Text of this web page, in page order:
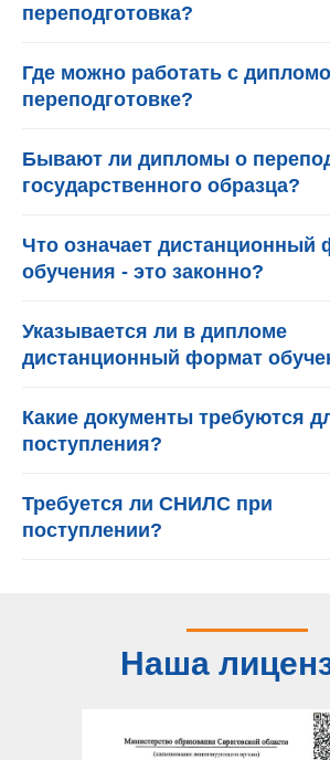
переподготовка?
Где можно работать с
переподготовке?
Бывают ли дипломы о
государственного образца?
Что означает дистанционный
обучения - это законно?
Указывается ли в дипломе
дистанционный формат
Какие документы требуются
поступления?
Требуется ли СНИЛС при
поступлении?
Наша